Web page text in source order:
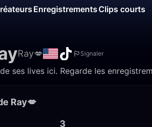
EnregistrementsClips courts
Ray💋 Signaler
ses lives ici. Regarde les
Ray💋
3